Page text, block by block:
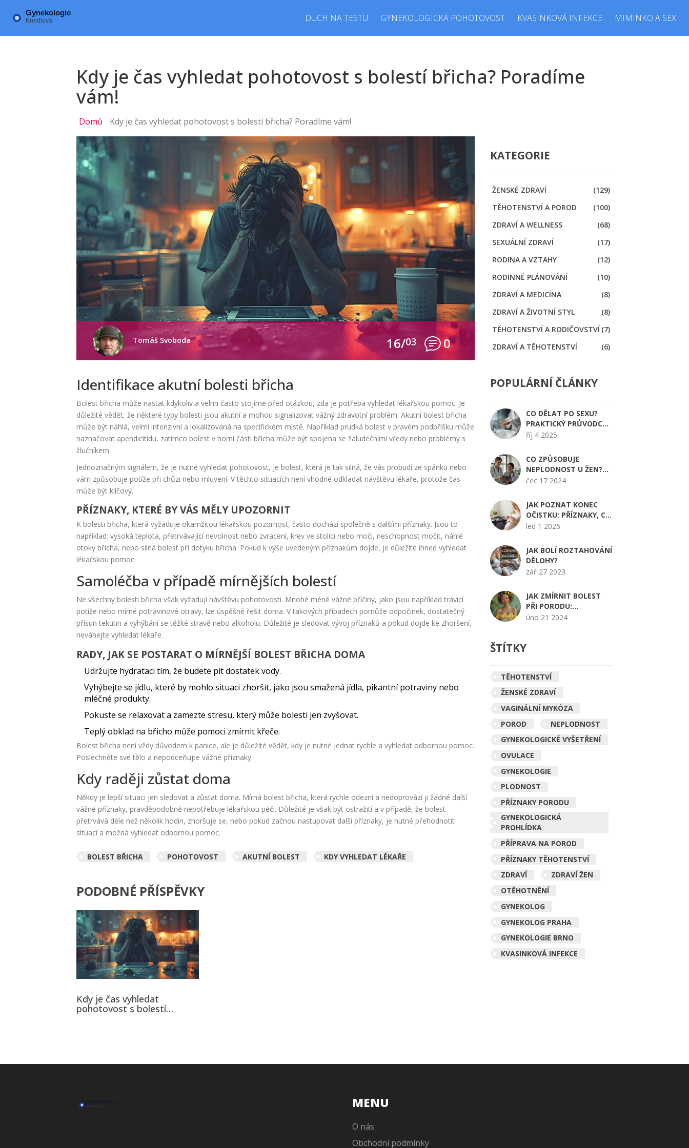
DUCH NA TESTU GYNEKOLOGICKÁ POHOTOVOST KVASINKOVÁ INFEKCE MIMINKO A SEX
Kdy je čas vyhledat pohotovost s bolestí břicha? Poradíme
vám!
Domů Kdy je čas vyhledat pohotovost s bolestí břicha? Poradíme vám!
Tomáš Svoboda 16/03 0
Identifikace akutní bolesti břicha
Bolest břicha může nastat kdykoliv a velmi často stojíme před otázkou, zda je potřeba vyhledat lékařskou pomoc. Je
důležité vědět, že některé typy bolesti jsou akutní a mohou signalizovat vážný zdravotní problém. Akutní bolest břicha
může být náhlá, velmi intenzivní a lokalizovaná na specifickém místě. Například prudká bolest v pravém podbříšku může
naznačovat apendicitidu, zatímco bolest v horní části břicha může být spojena se žaludečními vředy nebo problémy s
žlučníkem.
Jednoznačným signálem, že je nutné vyhledat pohotovost, je bolest, která je tak silná, že vás probudí ze spánku nebo
vám způsobuje potíže při chůzi nebo mluvení. V těchto situacích není vhodné odkladat návštěvu lékaře, protože čas
může být klíčový.
PŘÍZNAKY, KTERÉ BY VÁS MĚLY UPOZORNIT
K bolesti břicha, která vyžaduje okamžitou lékařskou pozornost, často dochází společně s dalšími příznaky. Jsou to
například: vysoká teplota, přetrvávající nevolnost nebo zvracení, krev ve stolici nebo moči, neschopnost močit, náhlé
otoky břicha, nebo silná bolest při dotyku břicha. Pokud k výše uvedeným příznakům dojde, je důležité ihned vyhledat
lékařskou pomoc.
Samoléčba v případě mírnějších bolestí
Ne všechny bolesti břicha však vyžadují návštěvu pohotovosti. Mnohé méně vážné příčiny, jako jsou například trávicí
potíže nebo mírné potravinové otravy, lze úspěšně řešit doma. V takových případech pomůže odpočinek, dostatečný
přísun tekutin a vyhýbání se těžké stravě nebo alkoholu. Důležité je sledovat vývoj příznaků a pokud dojde ke zhoršení,
neváhejte vyhledat lékaře.
RADY, JAK SE POSTARAT O MÍRNĚJŠÍ BOLEST BŘICHA DOMA
Udržujte hydrataci tím, že budete pít dostatek vody.
Vyhýbejte se jídlu, které by mohlo situaci zhoršit, jako jsou smažená jídla, pikantní potraviny nebo
mléčné produkty.
Pokuste se relaxovat a zamezte stresu, který může bolesti jen zvyšovat.
Teplý obklad na břicho může pomoci zmírnit křeče.
Bolest břicha není vždy důvodem k panice, ale je důležité vědět, kdy je nutné jednat rychle a vyhledat odbornou pomoc.
Poslechněte své tělo a nepodceňujte vážné příznaky.
Kdy raději zůstat doma
Někdy je lepší situaci jen sledovat a zůstat doma. Mírná bolest břicha, která rychle odezní a nedoprovází ji žádné další
vážné příznaky, pravděpodobně nepotřebuje lékařskou péči. Důležité je však být ostražití a v případě, že bolest
přetrvává déle než několik hodin, zhoršuje se, nebo pokud začnou nastupovat další příznaky, je nutné přehodnotit
situaci a možná vyhledat odbornou pomoc.
BOLEST BŘICHA POHOTOVOST AKUTNÍ BOLEST KDY VYHLEDAT LÉKAŘE
PODOBNÉ PŘÍSPĚVKY
Kdy je čas vyhledat
pohotovost s bolestí
KATEGORIE
ŽENSKÉ ZDRAVÍ
(129)
TĚHOTENSTVÍ A POROD
(100)
ZDRAVÍ A WELLNESS
(68)
SEXUÁLNÍ ZDRAVÍ
(17)
RODINA A VZTAHY
(12)
RODINNÉ PLÁNOVÁNÍ
(10)
ZDRAVÍ A MEDICÍNA
(8)
ZDRAVÍ A ŽIVOTNÍ STYL
(8)
TĚHOTENSTVÍ A RODIČOVSTVÍ (7)
ZDRAVÍ A TĚHOTENSTVÍ
(6)
POPULÁRNÍ ČLÁNKY
CO DĚLAT PO SEXU?
PRAKTICKÝ PRŮVODCE
PO‑SEXUÁLNÍ PÉČÍ A
říj 4 2025
CO ZPŮSOBUJE
NEPLODNOST U ŽEN?
RADY A TIPY PRO
čec 17 2024
JAK POZNAT KONEC
OČISTKU: PŘÍZNAKY, CO
DĚLAT A KDY VOLAT
led 1 2026
JAK BOLÍ ROZTAHOVÁNÍ
DĚLOHY?
zář 27 2023
JAK ZMÍRNIT BOLEST
PŘI PORODU:
KOMPLETNÍ PRŮVODCE
úno 21 2024
ŠTÍTKY
TĚHOTENSTVÍ
ŽENSKÉ ZDRAVÍ
VAGINÁLNÍ MYKÓZA
POROD
NEPLODNOST
GYNEKOLOGICKÉ VYŠETŘENÍ
OVULACE
GYNEKOLOGIE
PLODNOST
PŘÍZNAKY PORODU
GYNEKOLOGICKÁ
PROHLÍDKA
PŘÍPRAVA NA POROD
PŘÍZNAKY TĚHOTENSTVÍ
ZDRAVÍ
ZDRAVÍ ŽEN
OTĚHOTNĚNÍ
GYNEKOLOG
GYNEKOLOG PRAHA
GYNEKOLOGIE BRNO
KVASINKOVÁ INFEKCE
MENU
O nás
Obchodní podmínky